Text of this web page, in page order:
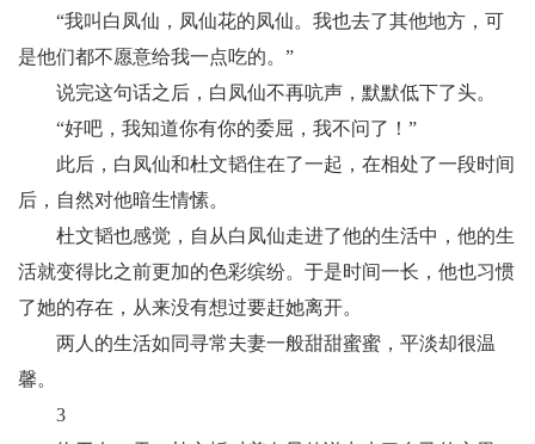
“我叫白凤仙，凤仙花的凤仙。我也去了其他地方，可
是他们都不愿意给我一点吃的。”
说完这句话之后，白凤仙不再吭声，默默低下了头。
“好吧，我知道你有你的委屈，我不问了！”
此后，白凤仙和杜文韬住在了一起，在相处了一段时间
后，自然对他暗生情愫。
杜文韬也感觉，自从白凤仙走进了他的生活中，他的生
活就变得比之前更加的色彩缤纷。于是时间一长，他也习惯
了她的存在，从来没有想过要赶她离开。
两人的生活如同寻常夫妻一般甜甜蜜蜜，平淡却很温
馨。
3